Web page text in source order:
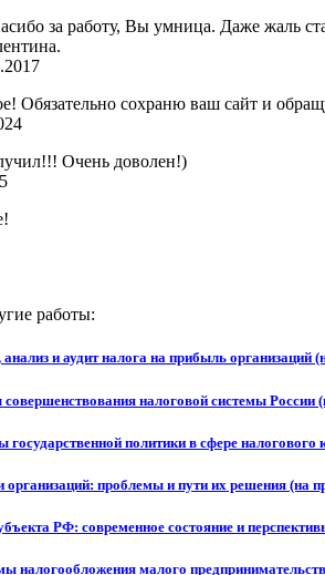
за работу, Вы умница. Даже жаль
Обязательно сохраню ваш сайт и
Очень доволен!)
работы:
анализ и аудит налога на прибыль
совершенствования налоговой системы
государственной политики в сфере
организаций: проблемы и пути их решения
РФ: современное состояние и
налогообложения малого